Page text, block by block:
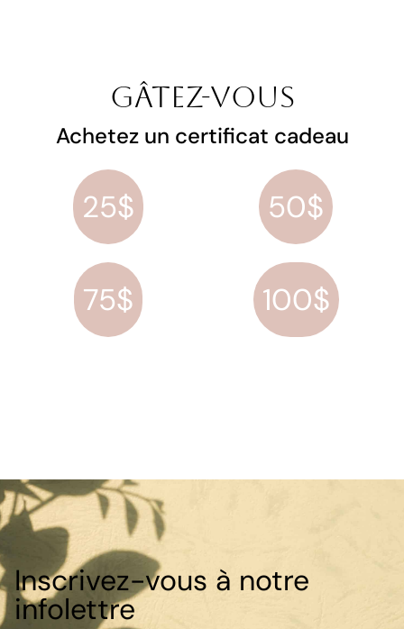
Gâtez-vous
Achetez un certificat cadeau
25$ 50$
75$ 100$
Inscrivez-vous à notre
infolettre